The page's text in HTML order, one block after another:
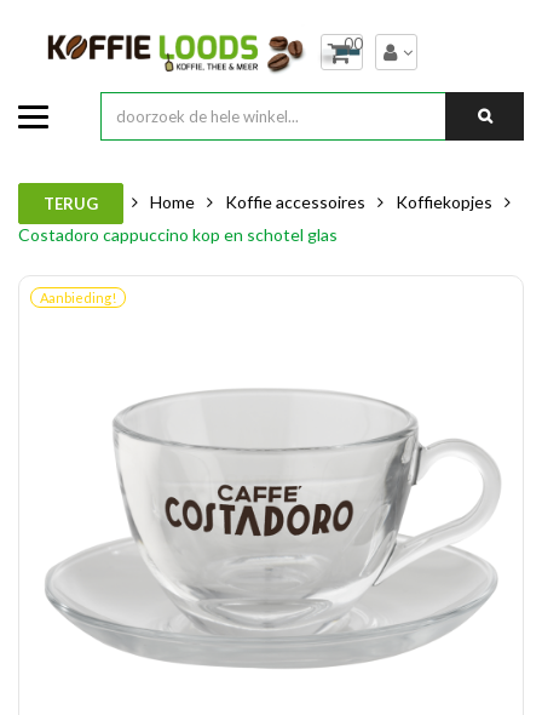
00
TERUG Home Koffie accessoires
Koffiekopjes
Costadoro cappuccino kop en schotel glas
Aanbieding!